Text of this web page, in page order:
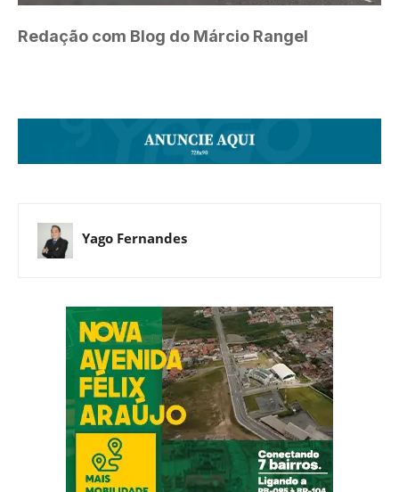
Redação com Blog do Márcio Rangel
Yago Fernandes